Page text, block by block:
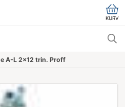
KURV
A-L 2x12 trin. Proff